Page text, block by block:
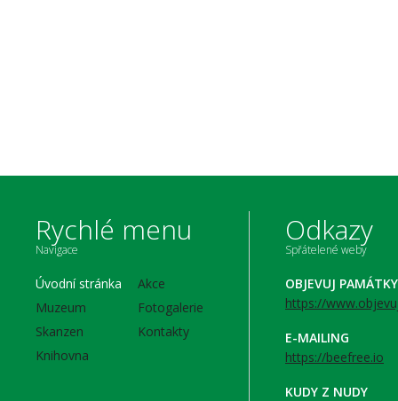
Rychlé menu
Navigace
Úvodní stránka
Muzeum
Skanzen
Knihovna
Akce
Fotogalerie
Kontakty
Odkazy
Spřátelené weby
OBJEVUJ PAMÁTKY
https://
E-MAILING
https://beefree.io
KUDY Z NUDY